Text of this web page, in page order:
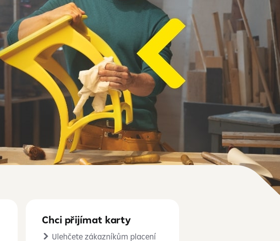
Chci přijímat karty
Ulehčete zákazníkům placení